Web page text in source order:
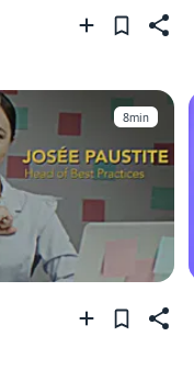
8min